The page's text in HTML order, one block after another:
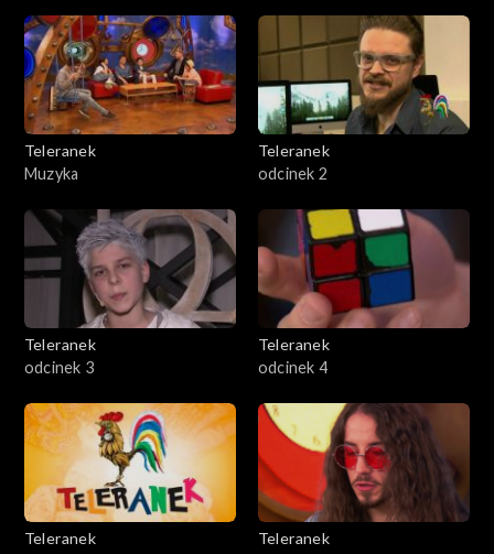
Teleranek
Muzyka
Teleranek
odcinek 2
Teleranek
odcinek 3
Teleranek
odcinek 4
Teleranek
Teleranek